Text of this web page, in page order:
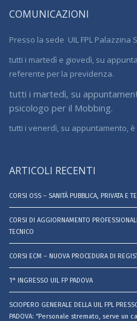
COMUNICAZIONI
Presso la sede UIL FPL Palazzina
tutti i martedì e giovedì, su
referente per la previdenza.
tutti i martedì, su
psicologo per il Mobbing.
tutti i venerdì, su appuntamento,
ARTICOLI RECENTI
CORSI OSS – SANITÀ PUBBLICA, PRIVATA E
CORSI DI AGGIORNAMENTO
TECNICO
CORSI ECM – NUOVA PROCEDURA DI
1° INGRESSO UIL FP PADOVA
SCIOPERO GENERALE DELLA UIL FPL
PADOVA: “Personale stremato, serve un